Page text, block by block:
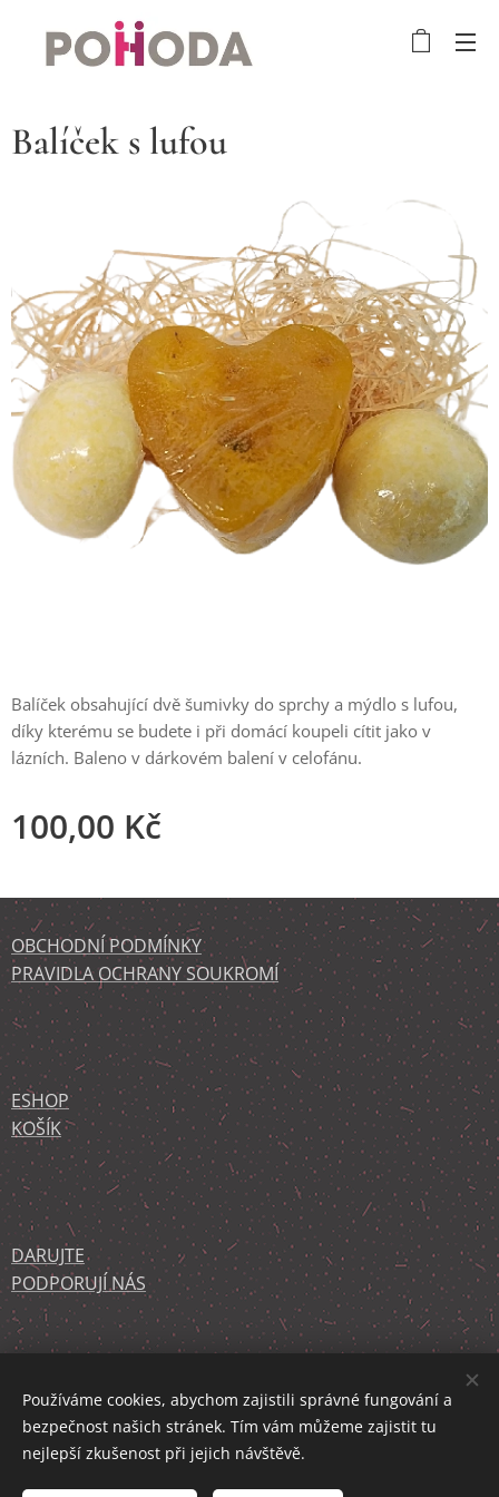
Balíček s lufou
Balíček obsahující dvě šumivky do sprchy a mýdlo s lufou,
díky kterému se budete i při domácí koupeli cítit jako v
lázních. Baleno v dárkovém balení v celofánu.
100,00 Kč
OBCHODNÍ PODMÍNKY
PRAVIDLA OCHRANY SOUKROMÍ
ESHOP
KOŠÍK
DARUJTE
PODPORUJÍ NÁS
O NÁS
Děkujeme službě WEBNODE.CZ za podporu!
Používáme cookies, abychom zajistili správné fungování a
bezpečnost našich stránek. Tím vám můžeme zajistit tu
nejlepší zkušenost při jejich návštěvě.